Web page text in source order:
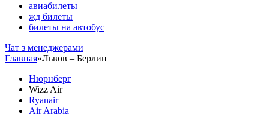
авиабилеты
жд билеты
билеты на автобус
Чат з менеджерами
Главная»Львов – Берлин
Нюрнберг
Wizz Air
Ryanair
Air Arabia